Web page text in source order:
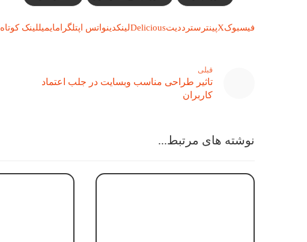
فیسبوکXپینترسترددیتDeliciousلینکدینواتس اپتلگرامایمیللینک کوتاه
قبلی
تاثیر طراحی مناسب وبسایت در جلب اعتماد
کاربران
نوشته های مرتبط...